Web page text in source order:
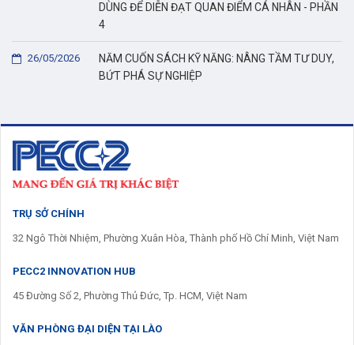
DÙNG ĐỂ DIỄN ĐẠT QUAN ĐIỂM CÁ NHÂN - PHẦN
4
NĂM CUỐN SÁCH KỸ NĂNG: NÂNG TẦM TƯ DUY,
BỨT PHÁ SỰ NGHIỆP
26/05/2026
TRỤ SỞ CHÍNH
32 Ngô Thời Nhiệm, Phường Xuân Hòa, Thành phố Hồ Chí Minh, Việt Nam
PECC2 INNOVATION HUB
45 Đường Số 2, Phường Thủ Đức, Tp. HCM, Việt Nam
VĂN PHÒNG ĐẠI DIỆN TẠI LÀO